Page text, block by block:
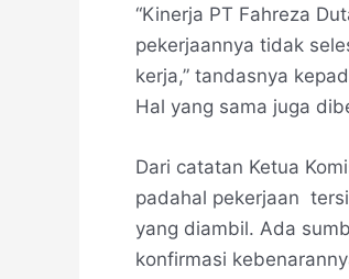
“Kinerja PT Fahreza
pekerjaannya tidak
kerja,” tandasnya
Hal yang sama juga
Dari catatan Ketua
padahal pekerjaan
yang diambil. Ada
konfirmasi